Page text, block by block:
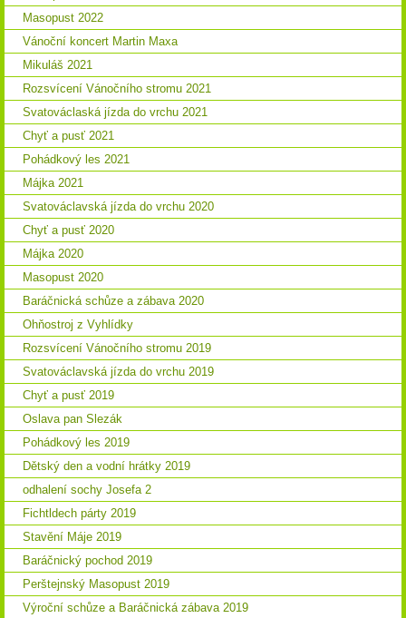
Masopust 2022
Vánoční koncert Martin Maxa
Mikuláš 2021
Rozsvícení Vánočního stromu 2021
Svatováclaská jízda do vrchu 2021
Chyť a pusť 2021
Pohádkový les 2021
Májka 2021
Svatováclavská jízda do vrchu 2020
Chyť a pusť 2020
Májka 2020
Masopust 2020
Baráčnická schůze a zábava 2020
Ohňostroj z Vyhlídky
Rozsvícení Vánočního stromu 2019
Svatováclavská jízda do vrchu 2019
Chyť a pusť 2019
Oslava pan Slezák
Pohádkový les 2019
Dětský den a vodní hrátky 2019
odhalení sochy Josefa 2
Fichtldech párty 2019
Stavění Máje 2019
Baráčnický pochod 2019
Perštejnský Masopust 2019
Výroční schůze a Baráčnická zábava 2019